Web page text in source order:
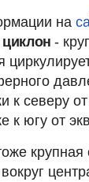
на
циклон-
к северу
к югу от
крупная